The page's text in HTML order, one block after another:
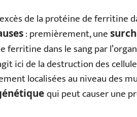
de la protéine de ferritine
: premièrement, une
ferritine dans le sang par
ici de la destruction des
localisées au niveau des
qui peut causer une